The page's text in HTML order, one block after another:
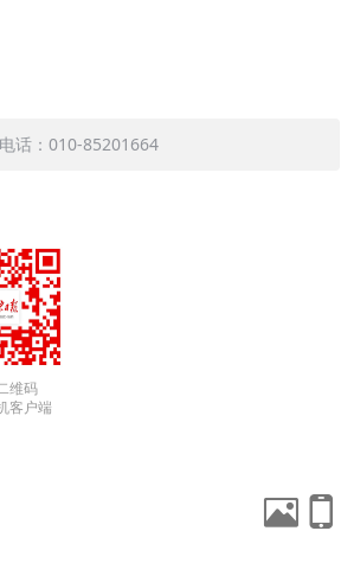
话：010-85201664
维码
客户端